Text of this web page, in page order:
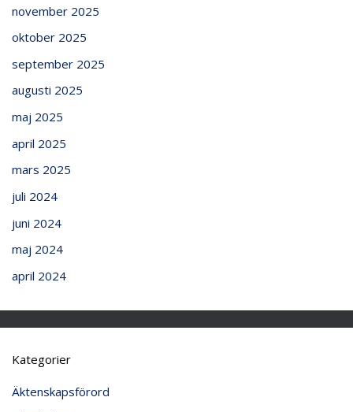
november 2025
oktober 2025
september 2025
augusti 2025
maj 2025
april 2025
mars 2025
juli 2024
juni 2024
maj 2024
april 2024
Kategorier
Äktenskapsförord